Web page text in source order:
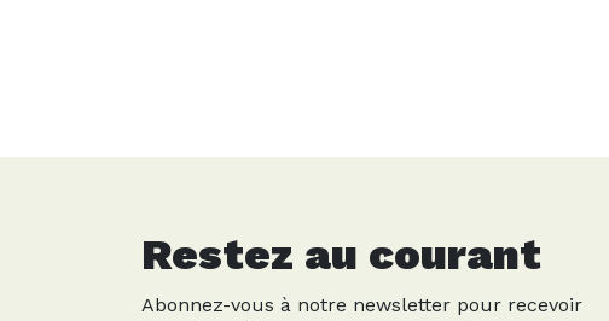
Restez au courant
Abonnez-vous à notre newsletter pour recevoir